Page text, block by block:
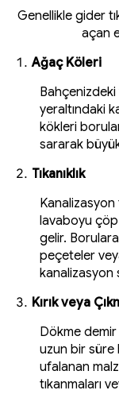
Genellikle gider
açan
Ağaç Köleri
yeraltındaki
kökleri
sararak
Tıkanıklık
Kanalizasyon
lavaboyu çöp
gelir.
peçeteler
kanalizasyon
Kırık veya
Dökme
uzun bir süre
ufalanan
tıkanmaları